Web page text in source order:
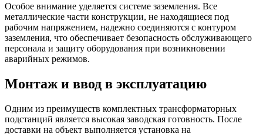
Особое внимание уделяется системе заземления. Все
металлические части конструкции, не находящиеся под
рабочим напряжением, надежно соединяются с контуром
заземления, что обеспечивает безопасность обслуживающего
персонала и защиту оборудования при возникновении
аварийных режимов.
Монтаж и ввод в эксплуатацию
Одним из преимуществ комплектных трансформаторных
подстанций является высокая заводская готовность. После
доставки на объект выполняется установка на